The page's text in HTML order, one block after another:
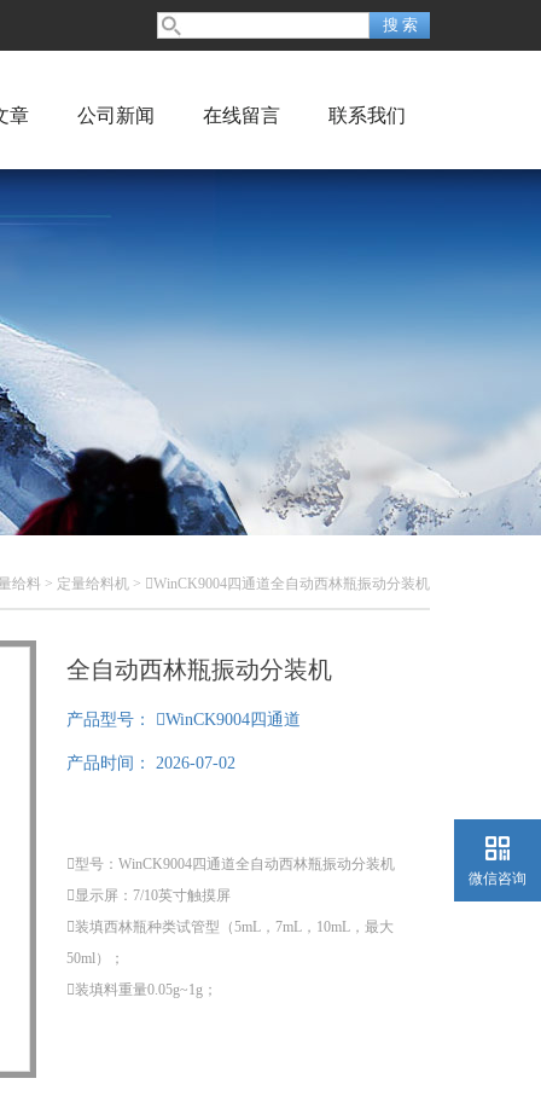
章 公司新闻 在线留言 联系我们
给料 > 定量给料机 > WinCK9004四通道全自动西林瓶振动分装机
全自动西林瓶振动分装机
产品型号： WinCK9004四通道
产品时间： 2026-07-02
型号：WinCK9004四通道全自动西林瓶振动分装机
显示屏：7/10英寸触摸屏
装填西林瓶种类试管型（5mL，7mL，10mL，最大
50ml）；
装填料重量0.05g~1g；
微信咨询